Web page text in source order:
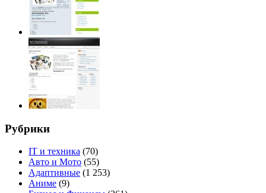
Рубрики
IT и техника (70)
Авто и Мото (55)
Адаптивные (1 253)
Аниме (9)